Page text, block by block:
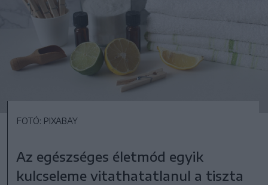
FOTÓ: PIXABAY
Az egészséges életmód egyik
kulcseleme vitathatatlanul a tiszta